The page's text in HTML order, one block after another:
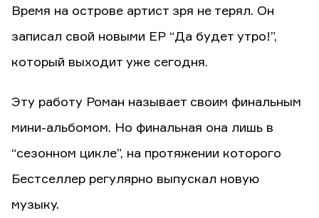
Время на острове артист зря не терял. Он
записал свой новыми ЕР “Да будет утро!”,
который выходит уже сегодня.
Эту работу Роман называет своим финальным
мини-альбомом. Но финальная она лишь в
“сезонном цикле”, на протяжении которого
Бестселлер регулярно выпускал новую
музыку.